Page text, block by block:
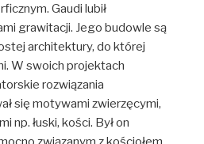
Gaudi lubił
grawitacji. Jego budowle są
architektury, do której
W swoich projektach
rozwiązania
się motywami zwierzęcymi,
np. łuski, kości. Był on